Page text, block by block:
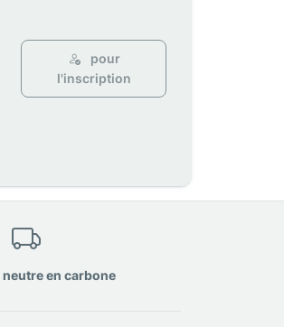
pour
l'inscription
neutre en carbone